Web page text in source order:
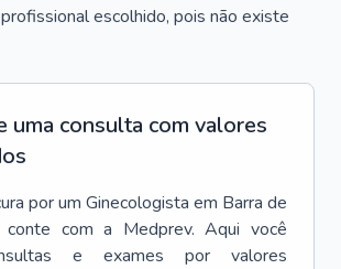
escolhido, pois não existe
uma consulta com valores
por um Ginecologista em Barra de
conte com a Medprev. Aqui você
e exames por valores